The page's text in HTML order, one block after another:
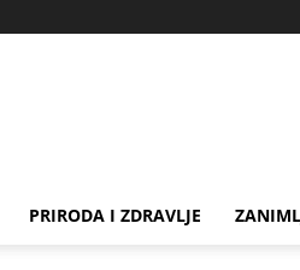
PRIRODA I ZDRAVLJE